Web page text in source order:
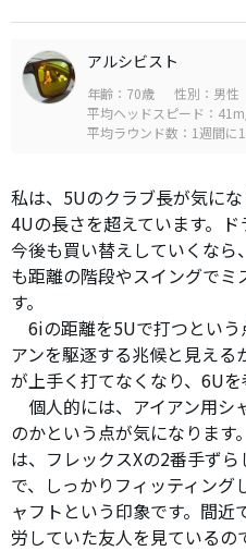
アルシビスト
年齢：70歳 性別：男性
平均ヘッドスピード：
平均ラウンド数：1週間に
私は、5Uのクラブ長が気に
4Uの長さを超えています。ド
今後も買い替えしていくな
も距離の階段やスイングで
す。
6iの距離を5Uで打つという
アンを駆逐する兆候と見え
が上手く打てなくなり、6Uを
個人的には、アイアン用シ
のかという点が気になりま
は、フレックスXの2番手ず
で、しっかりフィッティング
ャフトという印象です。間近
労していた友人を見ているの